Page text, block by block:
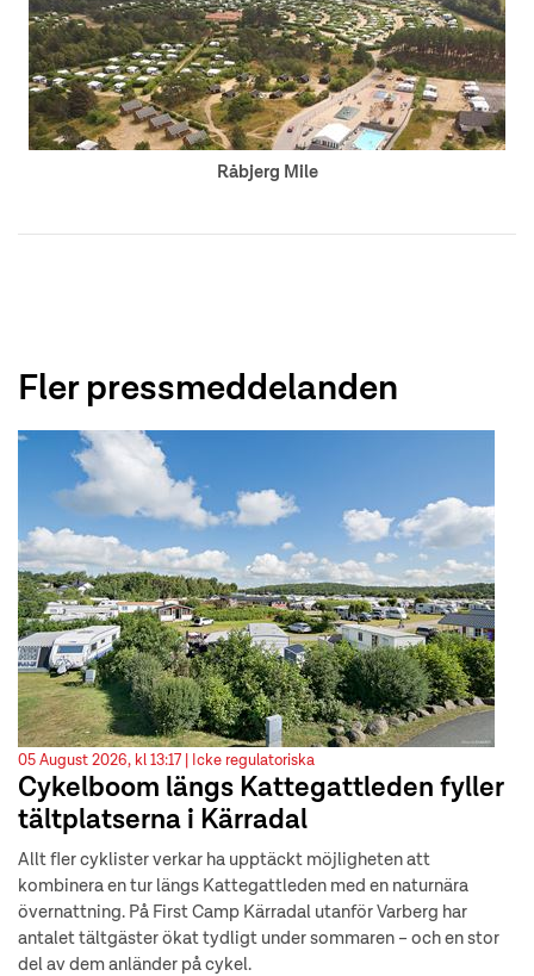
Råbjerg Mile
Fler pressmeddelanden
05 August 2026, kl 13:17 | Icke regulatoriska
Cykelboom längs Kattegattleden fyller
tältplatserna i Kärradal
Allt fler cyklister verkar ha upptäckt möjligheten att
kombinera en tur längs Kattegattleden med en naturnära
övernattning. På First Camp Kärradal utanför Varberg har
antalet tältgäster ökat tydligt under sommaren – och en stor
del av dem anländer på cykel.